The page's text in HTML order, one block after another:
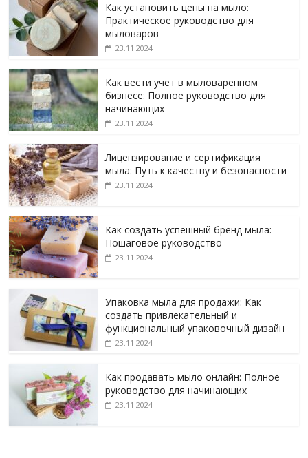
Как установить цены на мыло:
Практическое руководство для
мыловаров
23.11.2024
Как вести учет в мыловаренном
бизнесе: Полное руководство для
начинающих
23.11.2024
Лицензирование и сертификация
мыла: Путь к качеству и безопасности
23.11.2024
Как создать успешный бренд мыла:
Пошаговое руководство
23.11.2024
Упаковка мыла для продажи: Как
создать привлекательный и
функциональный упаковочный дизайн
23.11.2024
Как продавать мыло онлайн: Полное
руководство для начинающих
23.11.2024